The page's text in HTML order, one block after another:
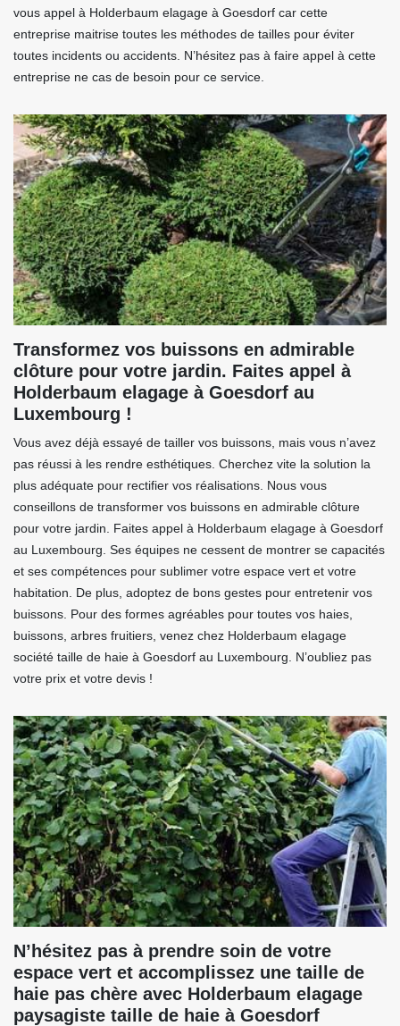
vous appel à Holderbaum elagage à Goesdorf car cette
entreprise maitrise toutes les méthodes de tailles pour éviter
toutes incidents ou accidents. N’hésitez pas à faire appel à cette
entreprise ne cas de besoin pour ce service.
Transformez vos buissons en admirable
clôture pour votre jardin. Faites appel à
Holderbaum elagage à Goesdorf au
Luxembourg !
Vous avez déjà essayé de tailler vos buissons, mais vous n’avez
pas réussi à les rendre esthétiques. Cherchez vite la solution la
plus adéquate pour rectifier vos réalisations. Nous vous
conseillons de transformer vos buissons en admirable clôture
pour votre jardin. Faites appel à Holderbaum elagage à Goesdorf
au Luxembourg. Ses équipes ne cessent de montrer se capacités
et ses compétences pour sublimer votre espace vert et votre
habitation. De plus, adoptez de bons gestes pour entretenir vos
buissons. Pour des formes agréables pour toutes vos haies,
buissons, arbres fruitiers, venez chez Holderbaum elagage
société taille de haie à Goesdorf au Luxembourg. N’oubliez pas
votre prix et votre devis !
N’hésitez pas à prendre soin de votre
espace vert et accomplissez une taille de
haie pas chère avec Holderbaum elagage
paysagiste taille de haie à Goesdorf